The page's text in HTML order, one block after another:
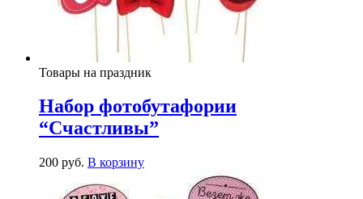
Товары на праздник
Набор фотобутафории
“Счастливы”
200 руб. В корзину